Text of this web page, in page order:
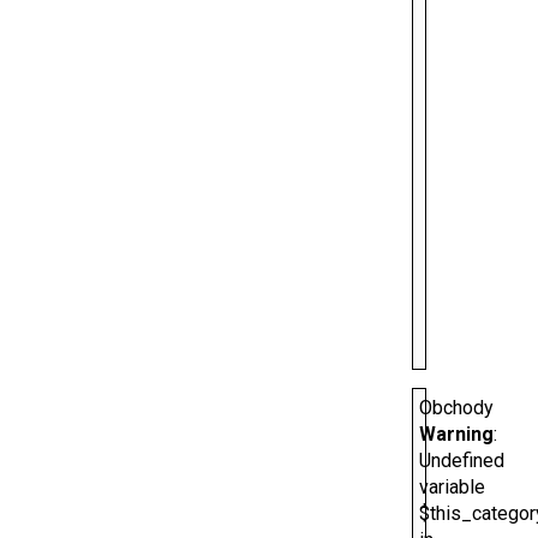
Obchody
Warning:
Undefined
variable